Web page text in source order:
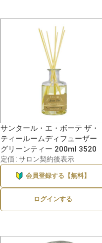
サンタール・エ・ボーテ ザ・
ティールームディフューザー
グリーンティー 200ml 3520
定価 : サロン契約後表示
会員登録する【無料】
ログインする